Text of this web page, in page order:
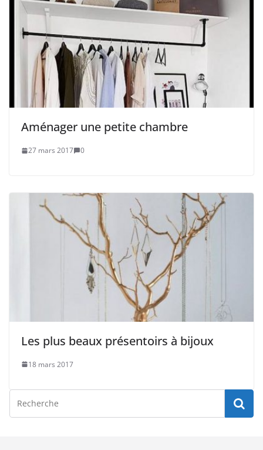
Aménager une petite chambre
27 mars 2017 0
Les plus beaux présentoirs à bijoux
18 mars 2017